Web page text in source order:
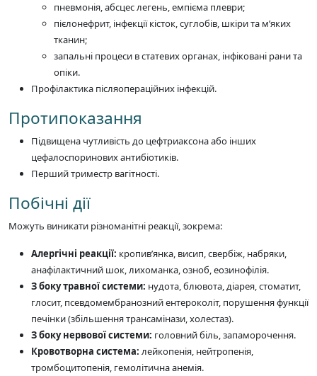
пневмонія, абсцес легень, емпієма плеври;
пієлонефрит, інфекції кісток, суглобів, шкіри та м’яких
тканин;
запальні процеси в статевих органах, інфіковані рани та
опіки.
Профілактика післяопераційних інфекцій.
Протипоказання
Підвищена чутливість до цефтриаксона або інших
цефалоспоринових антибіотиків.
Перший триместр вагітності.
Побічні дії
Можуть виникати різноманітні реакції, зокрема:
Алергічні реакції: кропив’янка, висип, свербіж, набряки,
анафілактичний шок, лихоманка, озноб, еозинофілія.
З боку травної системи: нудота, блювота, діарея, стоматит,
глосит, псевдомембранозний ентероколіт, порушення функції
печінки (збільшення трансамінази, холестаз).
З боку нервової системи: головний біль, запаморочення.
Кровотворна система: лейкопенія, нейтропенія,
тромбоцитопенія, гемолітична анемія.